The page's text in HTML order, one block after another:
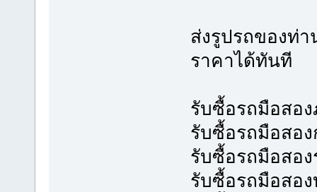
ส่งรูปรถของท่
ราคาได้ทันที
รับซื้อรถมือสอ
รับซื้อรถมือสอง
รับซื้อรถมือสอ
รับซื้อรถมือสอ